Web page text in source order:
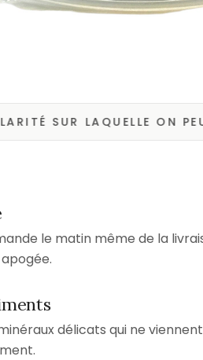
SUR LAQUELLE ON PEUT
le matin même de la
délicats qui ne